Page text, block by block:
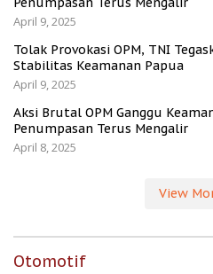
April 9, 2025
Tolak Provokasi OPM, TNI
Stabilitas Keamanan Papua
April 9, 2025
Aksi Brutal OPM Ganggu
Penumpasan Terus Mengalir
April 8, 2025
View
Otomotif